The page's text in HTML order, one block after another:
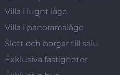
Villa i lugnt läge
Villa i panoramaläge
Slott och borgar till salu
Exklusiva fastigheter